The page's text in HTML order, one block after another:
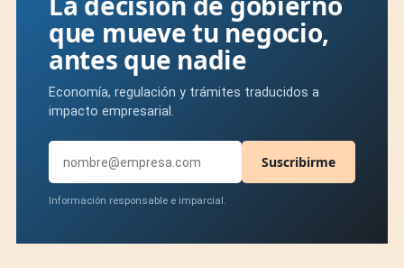
que mueve tu negocio,
antes que nadie
Economía, regulación y trámites traducidos a
impacto empresarial.
Suscribirme
Información responsable e imparcial.